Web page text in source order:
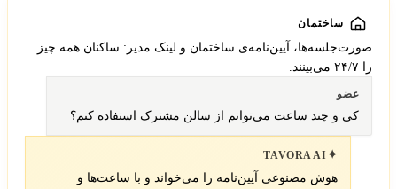
ساختمان
صورت‌جلسه‌ها، آیین‌نامه‌ی ساختمان و لینک مدیر: ساکنان همه چیز
را ۲۴/۷ می‌بینند.
عضو
کی و چند ساعت می‌توانم از سالن مشترک استفاده کنم؟
✦
TAVORA AI
هوش مصنوعی آیین‌نامه را می‌خواند و با ساعت‌ها و